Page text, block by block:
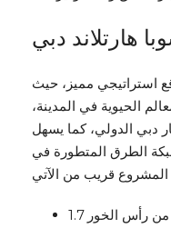
هارتلاند دبي
استراتيجي مميز، حيث
الحيوية في المدينة،
دبي الدولي، كما يسهل
الطرق المتطورة في